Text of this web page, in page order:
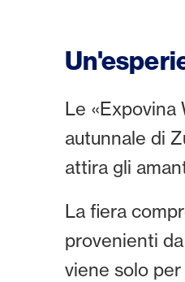
Le «Expovina
autunnale di
attira gli
La fiera
provenienti
viene solo